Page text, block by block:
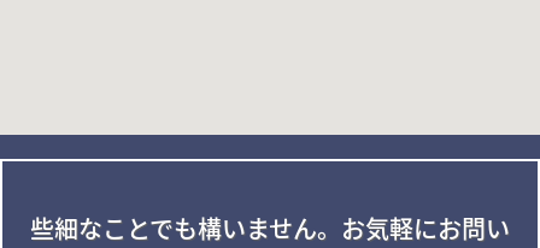
些細なことでも構いません。 お気軽にお問い